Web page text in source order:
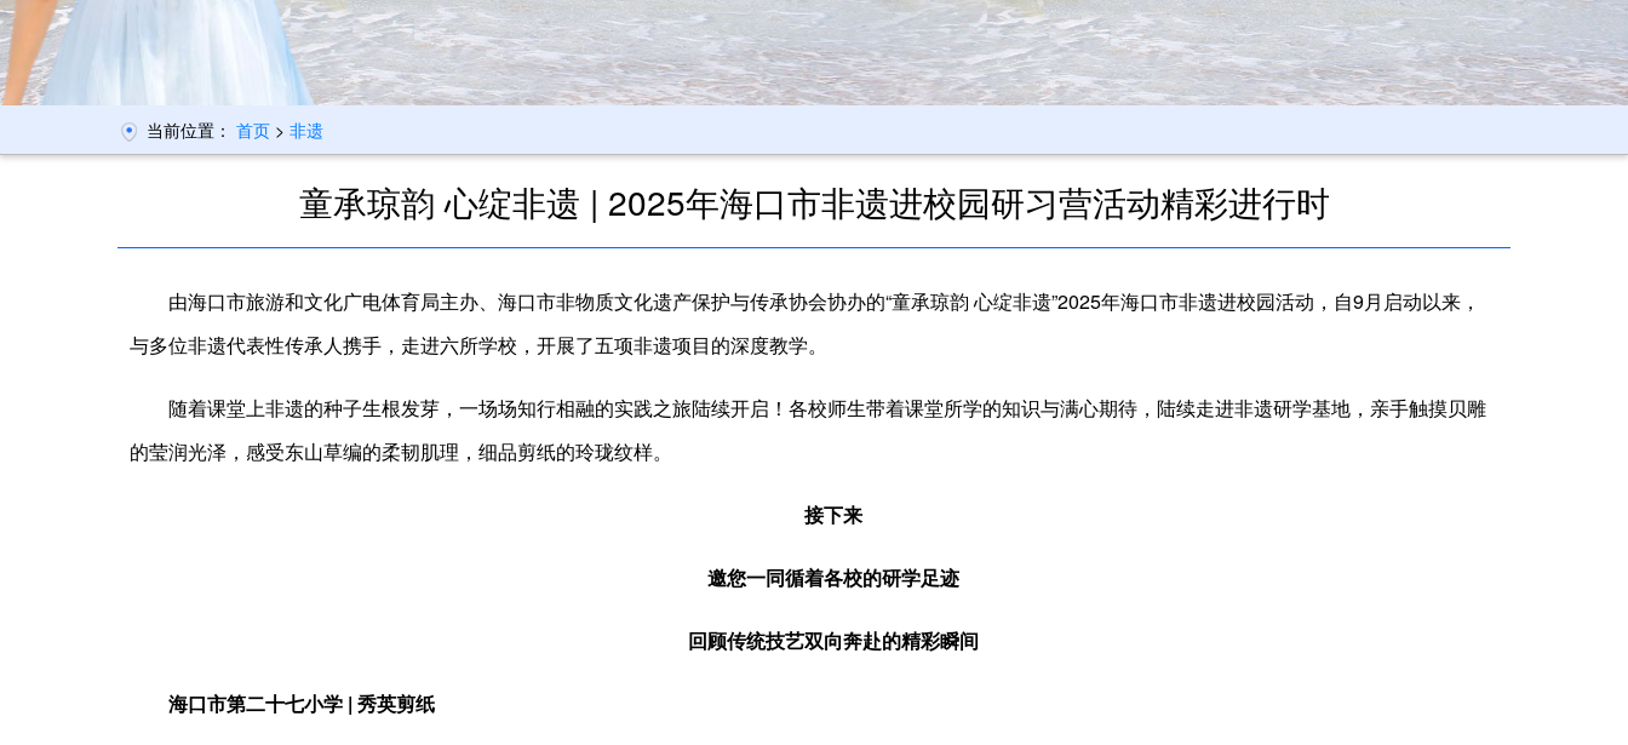
当前位置： 首页 > 非遗
童承琼韵 心绽非遗 | 2025年海口市非遗进校园研习营活动精彩进行时
由海口市旅游和文化广电体育局主办、海口市非物质文化遗产保护与传承协会协办的“童承琼韵 心绽非遗”2025年海口市非遗进校园活动，自9月启动以来，
与多位非遗代表性传承人携手，走进六所学校，开展了五项非遗项目的深度教学。
随着课堂上非遗的种子生根发芽，一场场知行相融的实践之旅陆续开启！各校师生带着课堂所学的知识与满心期待，陆续走进非遗研学基地，亲手触摸贝雕
的莹润光泽，感受东山草编的柔韧肌理，细品剪纸的玲珑纹样。
接下来
邀您一同循着各校的研学足迹
回顾传统技艺双向奔赴的精彩瞬间
海口市第二十七小学 | 秀英剪纸